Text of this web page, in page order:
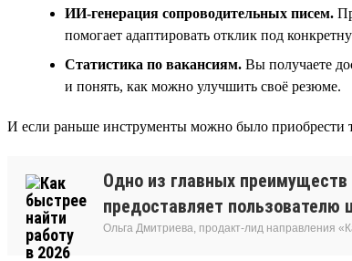
ИИ-генерация сопроводительных писем.
помогает адаптировать отклик под
Статистика по вакансиям. Вы получаете
и понять, как можно улучшить своё резюме.
И если раньше инструменты можно было приобрести
Одно из главных преимуществ
предоставляет пользователю
Ольга Дмитриева, продакт-лид направления